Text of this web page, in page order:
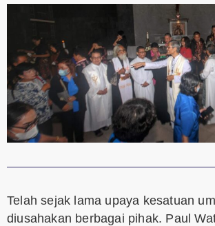
Telah sejak lama upaya kesatuan
diusahakan berbagai pihak. Paul